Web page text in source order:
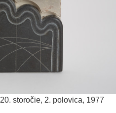
20. storočie, 2. polovica, 1977